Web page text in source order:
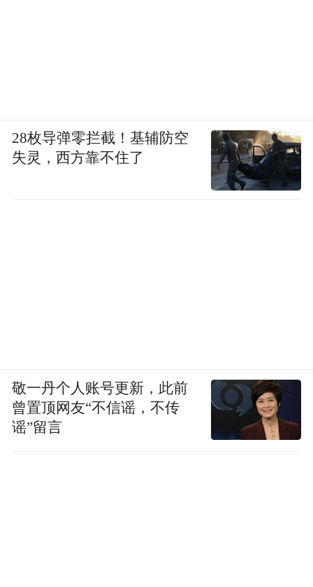
28枚导弹零拦截！基辅防空
失灵，西方靠不住了
敬一丹个人账号更新，此前
曾置顶网友“不信谣，不传
谣”留言